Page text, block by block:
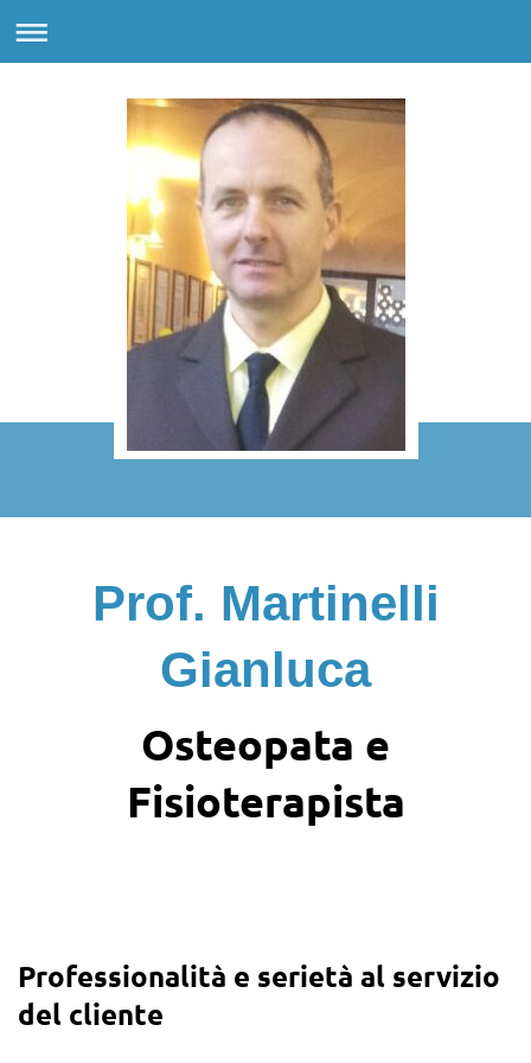
Prof. Martinelli
Gianluca
Osteopata e
Fisioterapista
Professionalità e serietà al servizio
del cliente